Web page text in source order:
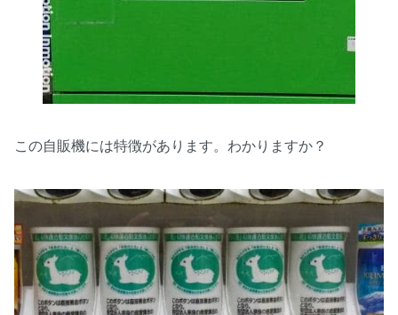
この自販機には特徴があります。わかりますか？